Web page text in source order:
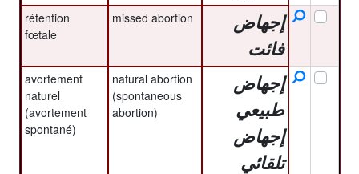
إجهاض
فائت
missed abortion
rétention
fœtale
إجهاض
طبيعي
إجهاض
تلقائي
natural abortion
(spontaneous
abortion)
avortement
naturel
(avortement
spontané)